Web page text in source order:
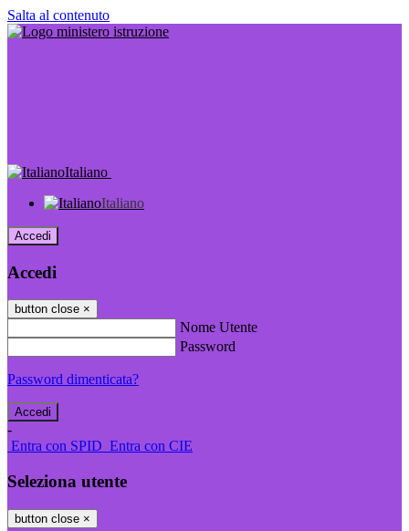
Salta al contenuto
Italiano
Italiano
Accedi
Accedi
button close ×
Nome Utente
Password
Password dimenticata?
-
Entra con SPID Entra con CIE
Seleziona utente
button close ×